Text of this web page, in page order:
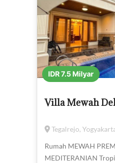
IDR 7.5 Milyar
Villa Mewah
Tegalrejo,
Rumah MEWAH
MEDITERANIAN